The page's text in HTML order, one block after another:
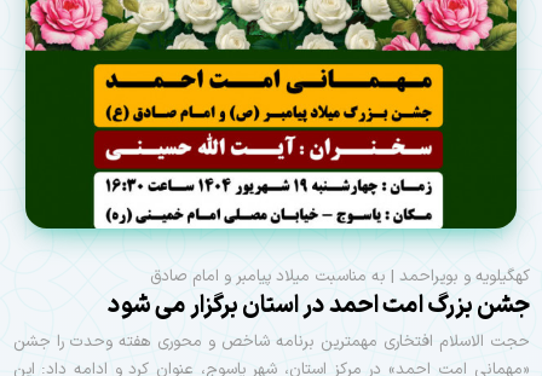
کهگیلویه و بویراحمد | به مناسبت میلاد پیامبر و امام صادق
جشن بزرگ امت احمد در استان برگزار می شود
حجت الاسلام افتخاری مهمترین برنامه شاخص و محوری هفته وحدت را جشن
«مهمانی امت احمد» در مرکز استان، شهر یاسوج، عنوان کرد و ادامه داد: این